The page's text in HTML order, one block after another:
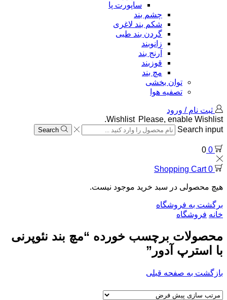
ساپورت پا
چشم بند
شکم بند لاغری
گردن بند طبی
زانوبند
آرنج بند
قوزبند
مچ بند
توان بخشی
تصفیه هوا
ثبت نام / ورود
Wishlist Please, enable Wishlist.
Search input
Search
0
0
0
Shopping Cart
هیچ محصولی در سبد خرید موجود نیست.
برگشت به فروشگاه
خانه فروشگاه
محصولات برچسب خورده “مچ بند نئوپرنی
با استرپ آدور”
بازگشت به صفحه قبلی